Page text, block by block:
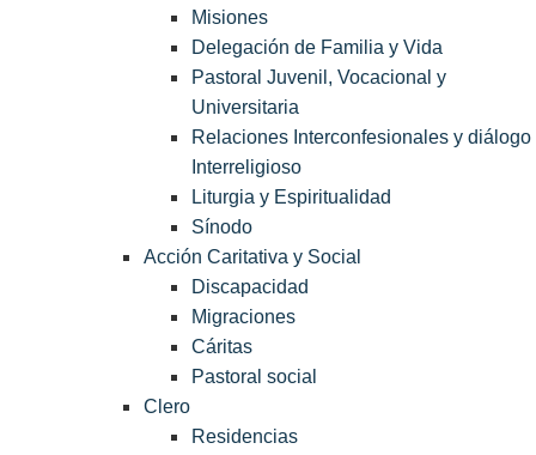
Misiones
Delegación de Familia y Vida
Pastoral Juvenil, Vocacional y
Universitaria
Relaciones Interconfesionales y diálogo
Interreligioso
Liturgia y Espiritualidad
Sínodo
Acción Caritativa y Social
Discapacidad
Migraciones
Cáritas
Pastoral social
Clero
Residencias